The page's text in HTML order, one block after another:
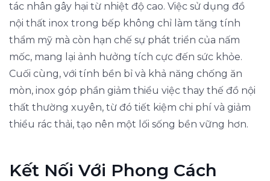
tác nhân gây hại từ nhiệt độ cao. Việc sử dụng đồ
nội thất inox trong bếp không chỉ làm tăng tính
thẩm mỹ mà còn hạn chế sự phát triển của nấm
mốc, mang lại ảnh hưởng tích cực đến sức khỏe.
Cuối cùng, với tính bền bỉ và khả năng chống ăn
mòn, inox góp phần giảm thiểu việc thay thế đồ nội
thất thường xuyên, từ đó tiết kiệm chi phí và giảm
thiểu rác thải, tạo nên một lối sống bền vững hơn.
Kết Nối Với Phong Cách